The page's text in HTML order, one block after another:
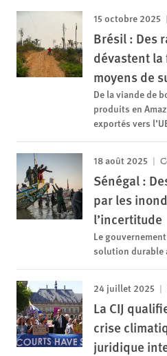
15 octobre 2025
Brésil : Des
dévastent
moyens de
De la viande de
produits en
exportés vers
18 août 2025
Sénégal :
par les
l’incertitude
Le
solution durable
24 juillet 2025
La CIJ
crise
juridique